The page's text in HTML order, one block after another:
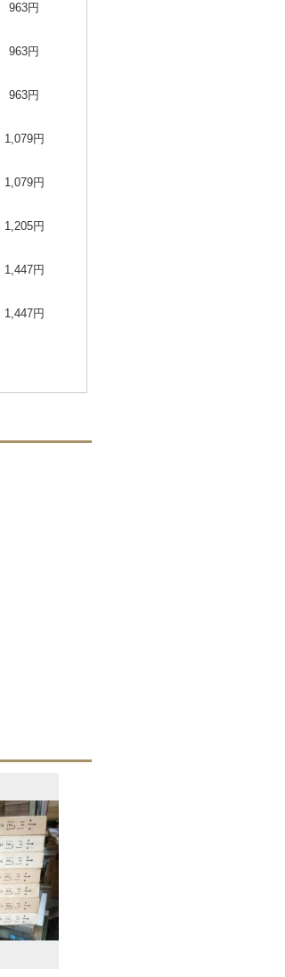
963円
963円
963円
1,079円
1,079円
1,205円
1,447円
1,447円